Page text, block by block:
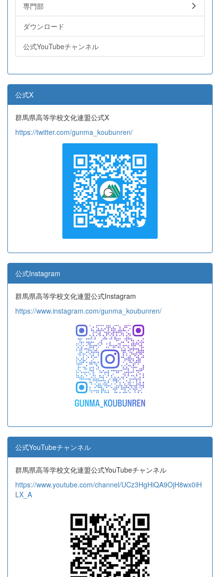
専門部
ダウンロード
公式YouTubeチャンネル
公式X
群馬県高等学校文化連盟公式X
https://twitter.com/gunma_koubunren/
公式Instagram
群馬県高等学校文化連盟公式Instagram
https://www.instagram.com/gunma_koubunren/
公式YouTubeチャンネル
群馬県高等学校文化連盟公式YouTubeチャンネル
https://www.youtube.com/channel/UCz3HgHiQA9OjH8wx0iH
LX_A